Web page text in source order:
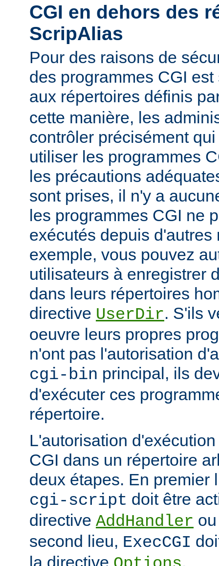
CGI en dehors des
ScripAlias
Pour des raisons de
des programmes CGI
aux répertoires définis
cette manière, les
contrôler précisément
utiliser les programmes
les précautions
sont prises, il n'y a
les programmes CGI ne
exécutés depuis d'autres
exemple, vous pouvez
utilisateurs à enregistrer
dans leurs répertoires
directive UserDir. S'ils
oeuvre leurs propres
n'ont pas l'autorisation
cgi-bin principal, ils
d'exécuter ces
répertoire.
L'autorisation
CGI dans un répertoire
deux étapes. En premier
cgi-script doit être
directive AddHandler
second lieu, ExecCGI